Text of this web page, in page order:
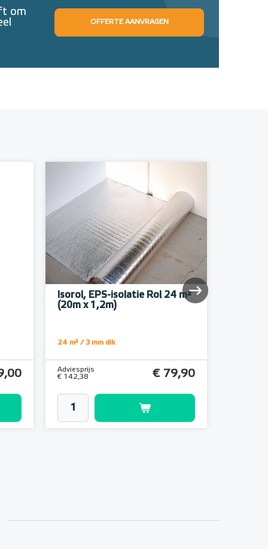
om
OFFERTE AANVRAGEN
Isorol, EPS-isolatie Rol 24 m²
(20m x 1,2m)
24 m² / 3 mm dik
Adviesprijs
€ 142,38
€ 79,90